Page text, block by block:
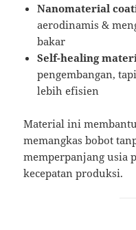
Nanomaterial
aerodinamis &
bakar
Self-healing
pengembangan,
lebih efisien
Material ini
memangkas bobot
memperpanjang usia
kecepatan produksi.